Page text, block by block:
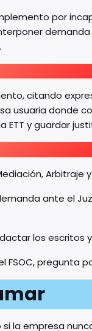
por
citando
usuaria donde
ETT y guardar
Arbitraje
ante el
los escritos
pregunta
la empresa